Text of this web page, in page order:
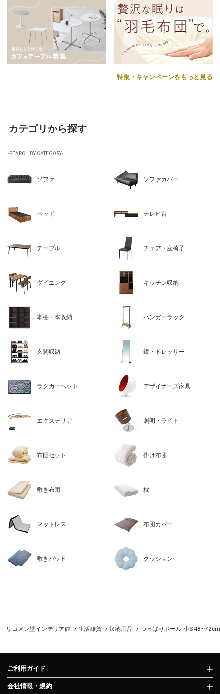
特集・キャンペーンをもっと見る
カテゴリから探す
-SEARCH BY CATEGORY-
ソファ ソファカバー
ベッド テレビ台
テーブル チェア・座椅子
ダイニング キッチン収納
本棚・本収納 ハンガーラック
玄関収納 鏡・ドレッサー
ラグカーペット デザイナーズ家具
エクステリア 照明・ライト
布団セット 掛け布団
敷き布団 枕
マットレス 布団カバー
敷きパッド クッション
リコメン堂インテリア館 生活雑貨 収納用品 つっぱりポール 小S
ご利用ガイド
会社情報・規約